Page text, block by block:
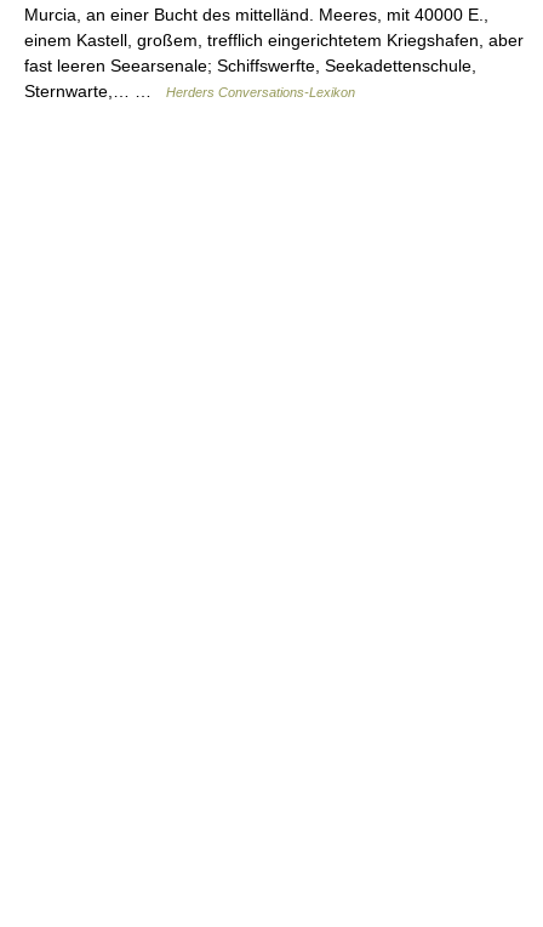
Murcia, an einer Bucht des mittelländ. Meeres, mit 40000 E.,
einem Kastell, großem, trefflich eingerichtetem Kriegshafen, aber
fast leeren Seearsenale; Schiffswerfte, Seekadettenschule,
Sternwarte,… …
Herders Conversations-Lexikon